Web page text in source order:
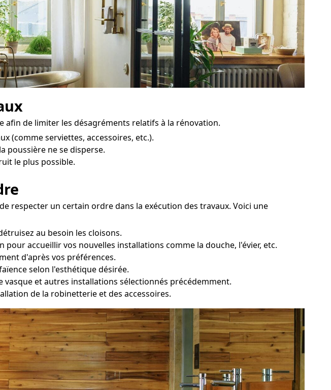
afin de limiter les désagréments relatifs à la rénovation.
(comme serviettes, accessoires, etc.).
poussière ne se disperse.
le plus possible.
respecter un certain ordre dans la exécution des travaux. Voici une
au besoin les cloisons.
accueillir vos nouvelles installations comme la douche, l'évier, etc.
d'après vos préférences.
selon l'esthétique désirée.
vasque et autres installations sélectionnés précédemment.
de la robinetterie et des accessoires.